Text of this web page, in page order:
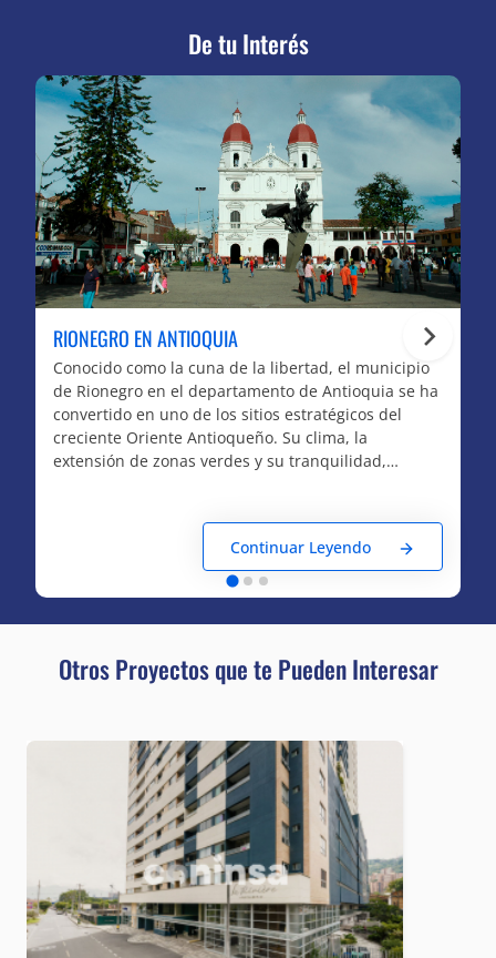
De tu Interés
RIONEGRO EN ANTIOQUIA
Conocido como la cuna de la libertad, el municipio
de Rionegro en el departamento de Antioquia se ha
convertido en uno de los sitios estratégicos del
creciente Oriente Antioqueño. Su clima, la
extensión de zonas verdes y su tranquilidad,
campestre sin dejar de lado las comodidades de
Su cercanía con el Aeropuerto Internacional José
María Córdova, la Autopista Medellín - Bogotá, su
distribución geográfica y administrativa; además de
municipio ubicado en el valle de San Nicolás, el
región y el país.
Continuar Leyendo
Otros Proyectos que te Pueden Interesar